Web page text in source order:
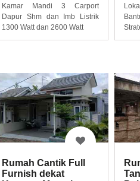
Kamar Mandi 3 Carport
Dapur Shm dan Imb Listrik
1300 Watt dan 2600 Watt
Rumah Cantik Full
Furnish dekat